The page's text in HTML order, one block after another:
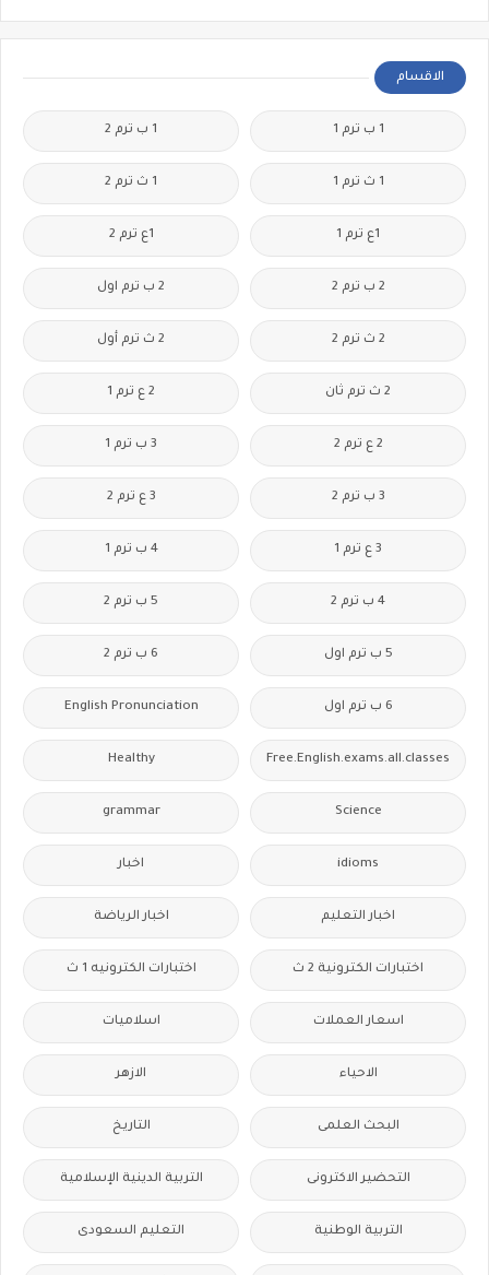
الاقسام
1 ب ترم 1 1 ب ترم 2
1 ث ترم 1 1 ث ترم 2
1ع ترم 1 1ع ترم 2
2 ب ترم 2 2 ب ترم اول
2 ث ترم 2 2 ث ترم أول
2 ث ترم ثان 2 ع ترم 1
2 ع ترم 2 3 ب ترم 1
3 ب ترم 2 3 ع ترم 2
3 ع ترم 1 4 ب ترم 1
4 ب ترم 2 5 ب ترم 2
5 ب ترم اول 6 ب ترم 2
6 ب ترم اول English Pronunciation
Free.English.exams.all.classes
Healthy
Science
grammar
idioms اخبار
اخبار التعليم اخبار الرياضة
اختبارات الكترونية 2 ث اختبارات الكترونيه 1 ث
اسعار العملات اسلاميات
الاحياء الازهر
البحث العلمى التاريخ
التحضير الاكترونى التربية الدينية الإسلامية
التربية الوطنية التعليم السعودى